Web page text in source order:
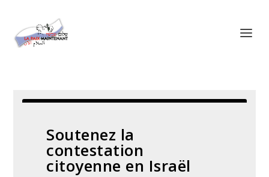
Soutenez la
contestation
citoyenne en Israël